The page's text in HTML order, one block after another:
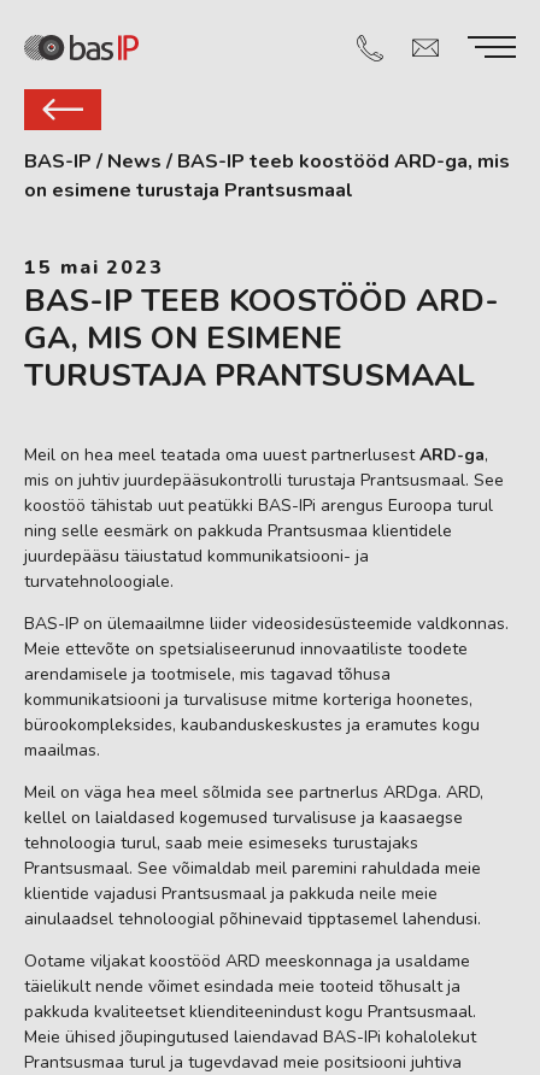
BAS-IP / News / BAS-IP teeb koostööd ARD-ga, mis
on esimene turustaja Prantsusmaal
15 mai 2023
BAS-IP TEEB KOOSTÖÖD ARD-
GA, MIS ON ESIMENE
TURUSTAJA PRANTSUSMAAL
Meil on hea meel teatada oma uuest partnerlusestARD-ga,
mis on juhtiv juurdepääsukontrolli turustaja Prantsusmaal. See
koostöö tähistab uut peatükki BAS-IPi arengus Euroopa turul
ning selle eesmärk on pakkuda Prantsusmaa klientidele
juurdepääsu täiustatud kommunikatsiooni- ja
turvatehnoloogiale.
BAS-IP on ülemaailmne liider videosidesüsteemide valdkonnas.
Meie ettevõte on spetsialiseerunud innovaatiliste toodete
arendamisele ja tootmisele, mis tagavad tõhusa
kommunikatsiooni ja turvalisuse mitme korteriga hoonetes,
bürookompleksides, kaubanduskeskustes ja eramutes kogu
maailmas.
Meil on väga hea meel sõlmida see partnerlus ARDga. ARD,
kellel on laialdased kogemused turvalisuse ja kaasaegse
tehnoloogia turul, saab meie esimeseks turustajaks
Prantsusmaal. See võimaldab meil paremini rahuldada meie
klientide vajadusi Prantsusmaal ja pakkuda neile meie
ainulaadsel tehnoloogial põhinevaid tipptasemel lahendusi.
Ootame viljakat koostööd ARD meeskonnaga ja usaldame
täielikult nende võimet esindada meie tooteid tõhusalt ja
pakkuda kvaliteetset klienditeenindust kogu Prantsusmaal.
Meie ühised jõupingutused laiendavad BAS-IPi kohalolekut
Prantsusmaa turul ja tugevdavad meie positsiooni juhtiva